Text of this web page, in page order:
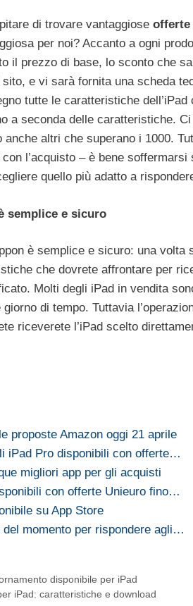
di trovare vantaggiose offerte
per noi? Accanto a ogni
il prezzo di base, lo sconto che
e vi sarà fornita una scheda
tutte le caratteristiche
a seconda delle caratteristiche.
anche altri che superano i 1000.
l’acquisto – è bene soffermarsi
quello più adatto a
semplice e sicuro
è semplice e sicuro: una volta
che dovrete affrontare per
Molti degli iPad in vendita
giorno di tempo. Tuttavia
riceverete l’iPad scelto
proposte Amazon oggi 21 aprile
iPad Pro disponibili con offerte…
migliori app per gli acquisti
con offerte Unieuro fino…
su App Store
del momento per rispondere agli…
disponibile per iPad
iPad: caratteristiche e download